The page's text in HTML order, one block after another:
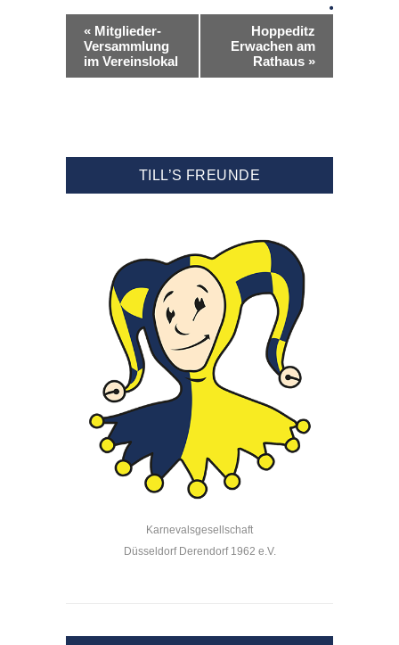
« Mitglieder-
Versammlung
im Vereinslokal
Hoppeditz
Erwachen am
Rathaus »
TILL’S FREUNDE
Karnevalsgesellschaft
Düsseldorf Derendorf 1962 e.V.